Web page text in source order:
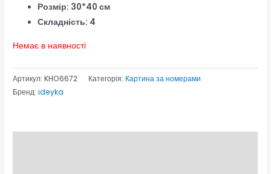
Розмір: 30*40 см
Складність: 4
Немає в наявності
Артикул:KHO6672 Категорія: Картина за номерами
Бренд:ideyka